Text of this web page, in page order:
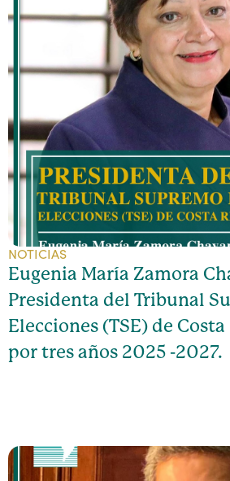
NOTICIAS
Eugenia María Zamora
Presidenta del Tribunal
Elecciones (TSE) de
por tres años 2025 -2027.